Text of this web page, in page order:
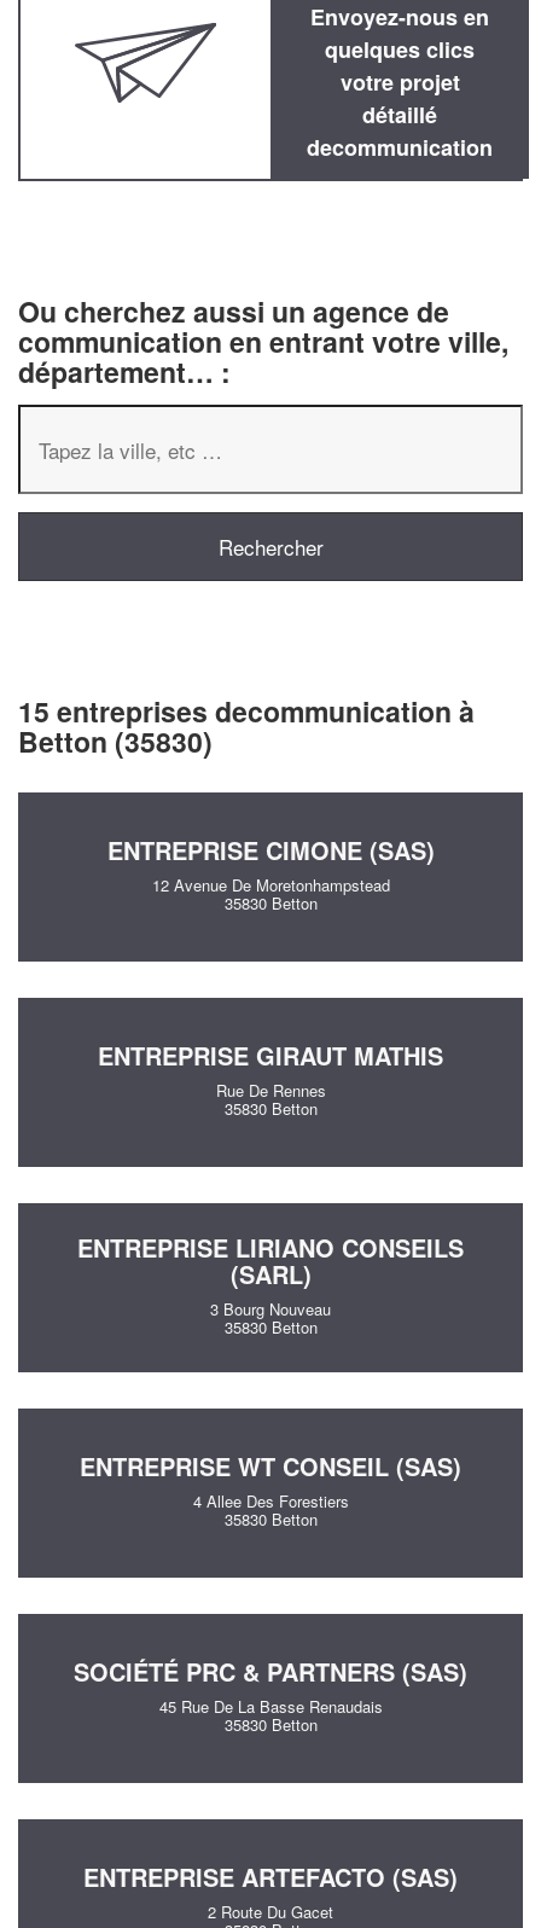
Envoyez-nous en
quelques clics
votre projet
détaillé
decommunication
Ou cherchez aussi un agence de
communication en entrant votre ville,
département… :
15 entreprises decommunication à
Betton (35830)
ENTREPRISE CIMONE (SAS)
12 Avenue De Moretonhampstead
35830 Betton
ENTREPRISE GIRAUT MATHIS
Rue De Rennes
35830 Betton
ENTREPRISE LIRIANO CONSEILS
(SARL)
3 Bourg Nouveau
35830 Betton
ENTREPRISE WT CONSEIL (SAS)
4 Allee Des Forestiers
35830 Betton
SOCIÉTÉ PRC & PARTNERS (SAS)
45 Rue De La Basse Renaudais
35830 Betton
ENTREPRISE ARTEFACTO (SAS)
2 Route Du Gacet